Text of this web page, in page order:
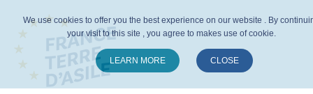
We use cookies to offer you the best experience on our website . By
your visit to this site , you agree to makes use of cookie.
LEARN MORE CLOSE